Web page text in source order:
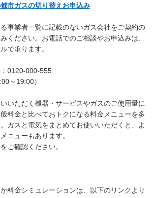
都市ガスの切り替えお申込み
事業者一覧に記載のないガス会社をご契約の
ください。お電話でのご相談やお申込みは、
で承ります。
0120-000-555
～19:00）
いただく機器・サービスやガスのご使用量に
料金と比べておトクになる料金メニューを多
ガスと電気をまとめてお使いいただくと、よ
ニューもあります。
ご確認ください。
料金シミュレーションは、以下のリンクより